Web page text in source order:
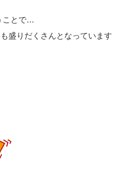
ことで…
盛りだくさんとなっています